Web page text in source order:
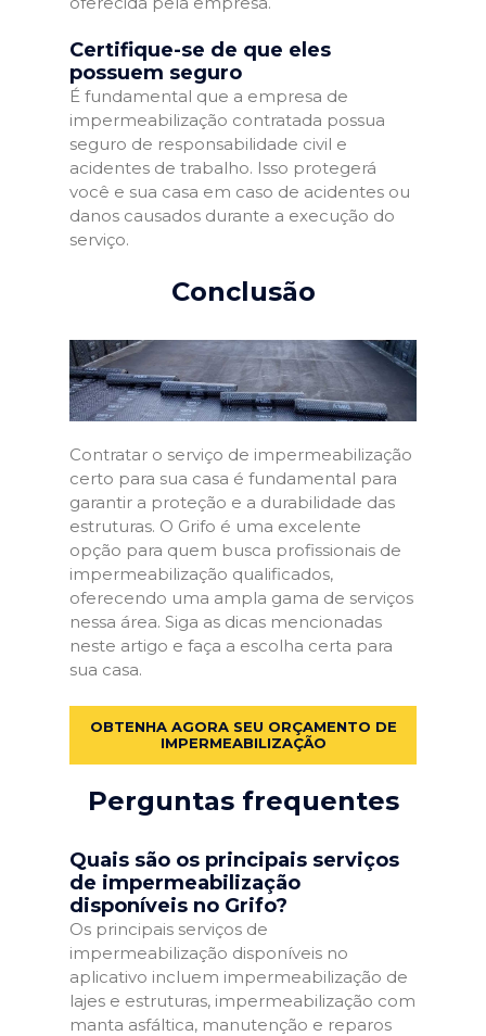
Certifique-se de que eles
possuem seguro
É fundamental que a empresa de
impermeabilização contratada possua
seguro de responsabilidade civil e
acidentes de trabalho. Isso protegerá
você e sua casa em caso de acidentes ou
danos causados durante a execução do
serviço.
Conclusão
Contratar o serviço de impermeabilização
certo para sua casa é fundamental para
garantir a proteção e a durabilidade das
estruturas. O Grifo é uma excelente
opção para quem busca profissionais de
impermeabilização qualificados,
oferecendo uma ampla gama de serviços
nessa área. Siga as dicas mencionadas
neste artigo e faça a escolha certa para
sua casa.
OBTENHA AGORA SEU ORÇAMENTO DE
IMPERMEABILIZAÇÃO
Perguntas frequentes
Quais são os principais serviços
de impermeabilização
disponíveis no Grifo?
Os principais serviços de
impermeabilização disponíveis no
aplicativo incluem impermeabilização de
lajes e estruturas, impermeabilização com
manta asfáltica, manutenção e reparos